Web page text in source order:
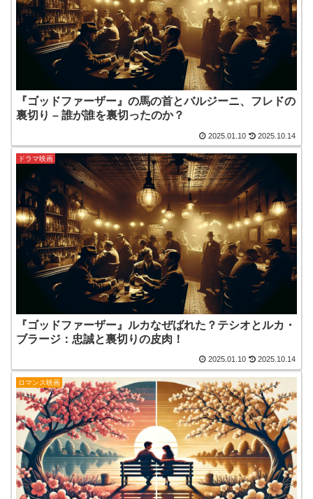
『ゴッドファーザー』の馬の首とバルジーニ、フレドの
裏切り – 誰が誰を裏切ったのか？
2025.01.10 2025.10.14
ドラマ映画
『ゴッドファーザー』ルカなぜばれた？テシオとルカ・
ブラージ：忠誠と裏切りの皮肉！
2025.01.10 2025.10.14
ロマンス映画